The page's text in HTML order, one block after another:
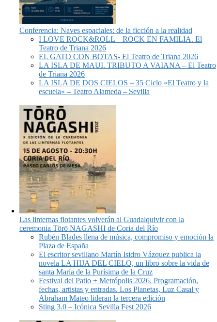
Conferencia: Naves espaciales: de la ficción a la realidad
I LOVE ROCK&ROLL – ROCK EN FAMILIA. El
Teatro de Triana 2026
EL GATO CON BOTAS- El Teatro de Triana 2026
LA ISLA DE MAUI. TRIBUTO A VAIANA – El Teatro
de Triana 2026
LA ISLA DE DOS CIELOS – 35 Ciclo «El Teatro y la
escuela» – Teatro Alameda – Sevilla
Las linternas flotantes volverán al Guadalquivir con la
ceremonia Tōrō NAGASHI de Coria del Río
Rubén Blades llena de música, compromiso y emoción la
Plaza de España
El escritor sevillano Martín Isidro Vázquez publica la
novela LA HIJA DEL CIELO, un libro sobre la vida de
santa María de la Purísima de la Cruz
Festival del Patio + Metrópolis 2026. Programación,
fechas, artistas y entradas. Los Planetas, Luz Casal y
Abraham Mateo lideran la tercera edición
Sting 3.0 – Icónica Sevilla Fest 2026